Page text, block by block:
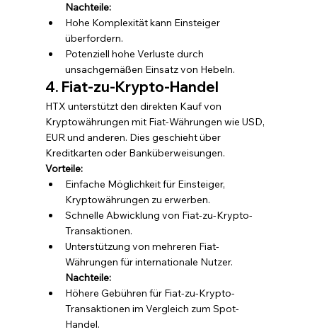
Nachteile:
Hohe Komplexität kann Einsteiger
überfordern.
Potenziell hohe Verluste durch
unsachgemäßen Einsatz von Hebeln.
4. Fiat-zu-Krypto-Handel
HTX unterstützt den direkten Kauf von
Kryptowährungen mit Fiat-Währungen wie USD,
EUR und anderen. Dies geschieht über
Kreditkarten oder Banküberweisungen.
Vorteile:
Einfache Möglichkeit für Einsteiger,
Kryptowährungen zu erwerben.
Schnelle Abwicklung von Fiat-zu-Krypto-
Transaktionen.
Unterstützung von mehreren Fiat-
Währungen für internationale Nutzer.
Nachteile:
Höhere Gebühren für Fiat-zu-Krypto-
Transaktionen im Vergleich zum Spot-
Handel.